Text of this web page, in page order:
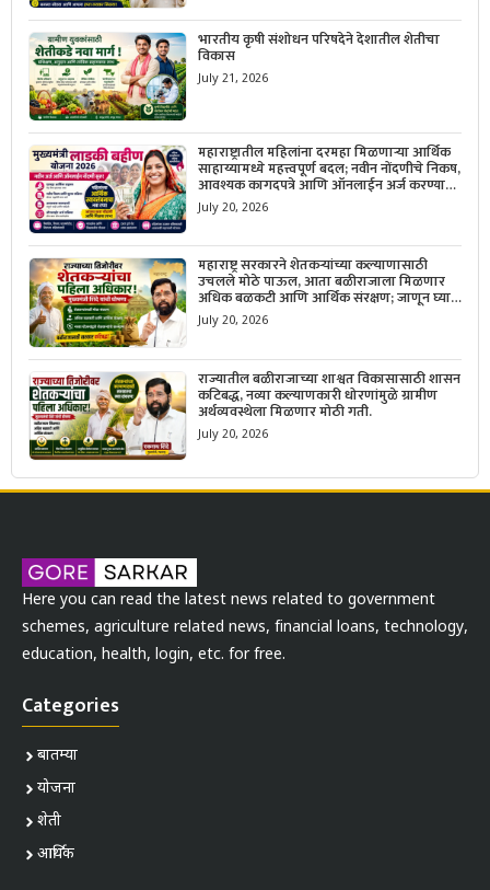
भारतीय कृषी संशोधन परिषदेने देशातील शेतीचा
विकास
July 21, 2026
महाराष्ट्रातील महिलांना दरमहा मिळणाऱ्या आर्थिक
साहाय्यामध्ये महत्त्वपूर्ण बदल; नवीन नोंदणीचे निकष,
आवश्यक कागदपत्रे आणि ऑनलाईन अर्ज करण्याची
सोपी प्रक्रिया जाणून घ्या.
July 20, 2026
महाराष्ट्र सरकारने शेतकऱ्यांच्या कल्याणासाठी
उचलले मोठे पाऊल, आता बळीराजाला मिळणार
अधिक बळकटी आणि आर्थिक संरक्षण; जाणून घ्या
सरकारचा नवा संकल्प.
July 20, 2026
राज्यातील बळीराजाच्या शाश्वत विकासासाठी शासन
कटिबद्ध, नव्या कल्याणकारी धोरणांमुळे ग्रामीण
अर्थव्यवस्थेला मिळणार मोठी गती.
July 20, 2026
Here you can read the latest news related to government
schemes, agriculture related news, financial loans, technology,
education, health, login, etc. for free.
Categories
बातम्या
योजना
शेती
आर्थिक